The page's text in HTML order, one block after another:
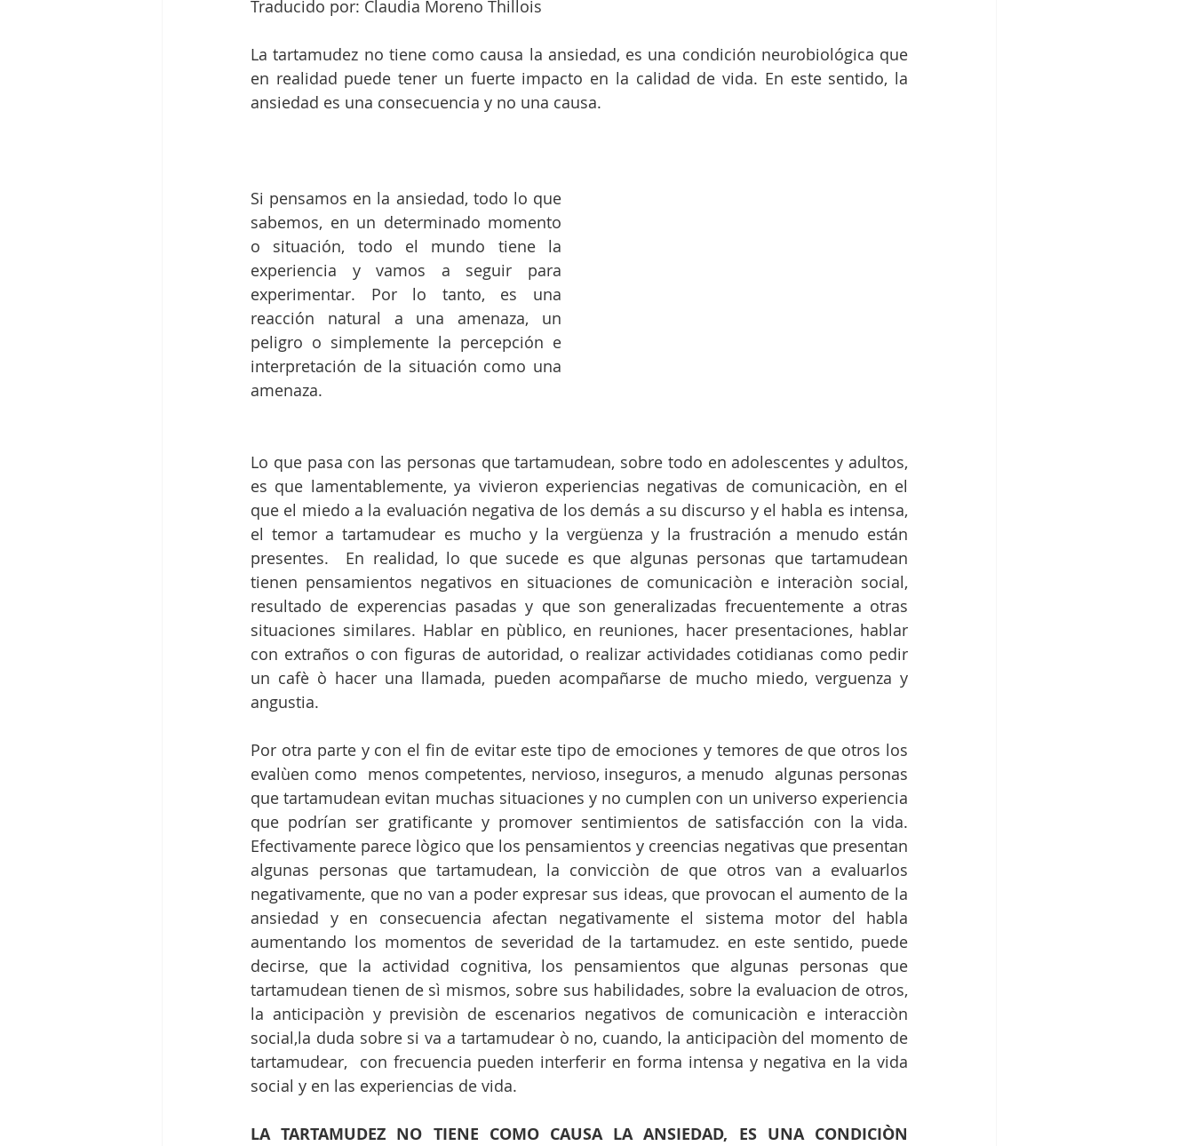
Oxford Dysfluency Conference
Traducido por: Claudia Moreno Thillois
La tartamudez no tiene como causa la ansiedad, es una condición neurobiológica que
en realidad puede tener un fuerte impacto en la calidad de vida. En este sentido, la
ansiedad es una consecuencia y no una causa.
Si pensamos en la ansiedad, todo lo que
sabemos, en un determinado momento
o situación, todo el mundo tiene la
experiencia y vamos a seguir para
experimentar. Por lo tanto, es una
reacción natural a una amenaza, un
peligro o simplemente la percepción e
interpretación de la situación como una
amenaza.
Lo que pasa con las personas que tartamudean, sobre todo en adolescentes y adultos,
es que lamentablemente, ya vivieron experiencias negativas de comunicaciòn, en el
que el miedo a la evaluación negativa de los demás a su discurso y el habla es intensa,
el temor a tartamudear es mucho y la vergüenza y la frustración a menudo están
presentes.  En realidad, lo que sucede es que algunas personas que tartamudean
tienen pensamientos negativos en situaciones de comunicaciòn e interaciòn social,
resultado de experencias pasadas y que son generalizadas frecuentemente a otras
situaciones similares. Hablar en pùblico, en reuniones, hacer presentaciones, hablar
con extraños o con figuras de autoridad, o realizar actividades cotidianas como pedir
un cafè ò hacer una llamada, pueden acompañarse de mucho miedo, verguenza y
angustia.
Por otra parte y con el fin de evitar este tipo de emociones y temores de que otros los
evalùen como  menos competentes, nervioso, inseguros, a menudo  algunas personas
que tartamudean evitan muchas situaciones y no cumplen con un universo experiencia
que podrían ser gratificante y promover sentimientos de satisfacción con la vida.
Efectivamente parece lògico que los pensamientos y creencias negativas que presentan
algunas personas que tartamudean, la convicciòn de que otros van a evaluarlos
negativamente, que no van a poder expresar sus ideas, que provocan el aumento de la
ansiedad y en consecuencia afectan negativamente el sistema motor del habla
aumentando los momentos de severidad de la tartamudez. en este sentido, puede
decirse, que la actividad cognitiva, los pensamientos que algunas personas que
tartamudean tienen de sì mismos, sobre sus habilidades, sobre la evaluacion de otros,
la anticipaciòn y previsiòn de escenarios negativos de comunicaciòn e interacciòn
social,la duda sobre si va a tartamudear ò no, cuando, la anticipaciòn del momento de
tartamudear,  con frecuencia pueden interferir en forma intensa y negativa en la vida
social y en las experiencias de vida.
LA TARTAMUDEZ NO TIENE COMO CAUSA LA ANSIEDAD, ES UNA CONDICIÒN